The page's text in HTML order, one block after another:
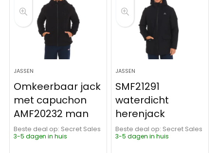
JASSEN
Omkeerbaar jack
met capuchon
AMF20232 man
Beste deal op:
Secret Sales
3-5 dagen in huis
JASSEN
SMF21291
waterdicht
herenjack
Beste deal op:
Secret Sales
3-5 dagen in huis